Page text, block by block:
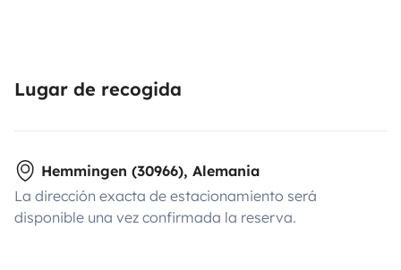
Lugar de recogida
Hemmingen (30966), Alemania
La dirección exacta de estacionamiento será
disponible una vez confirmada la reserva.